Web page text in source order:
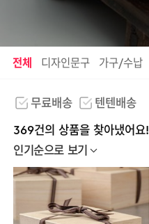
전체 디자인문구 가구/수납
무료배송 텐텐배송
369건의 상품을 찾아냈어요!
인기순으로 보기